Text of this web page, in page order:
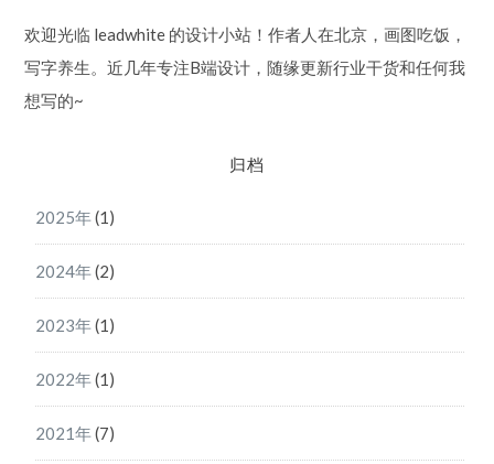
欢迎光临 leadwhite 的设计小站！作者人在北京，画图吃饭，
写字养生。近几年专注B端设计，随缘更新行业干货和任何我
想写的~
归档
2025年(1)
2024年(2)
2023年(1)
2022年(1)
2021年(7)